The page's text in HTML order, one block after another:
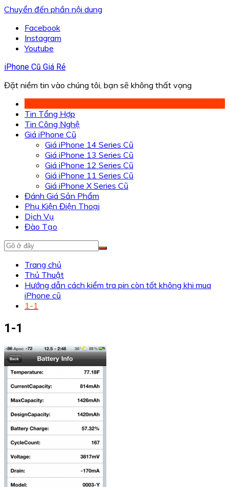
Chuyển đến phần nội dung
Facebook
Instagram
Youtube
iPhone Cũ Giá Rẻ
Đặt niềm tin vào chúng tôi, bạn sẽ không thất vọng
Tin Tổng Hợp
Tin Công Nghệ
Giá iPhone Cũ
Giá iPhone 14 Series Cũ
Giá iPhone 13 Series Cũ
Giá iPhone 12 Series Cũ
Giá iPhone 11 Series Cũ
Giá iPhone X Series Cũ
Đánh Giá Sản Phẩm
Phụ Kiện Điện Thoại
Dịch Vụ
Đào Tạo
Trang chủ
Thủ Thuật
Hướng dẫn cách kiểm tra pin còn tốt không khi mua
iPhone cũ
1-1
1-1